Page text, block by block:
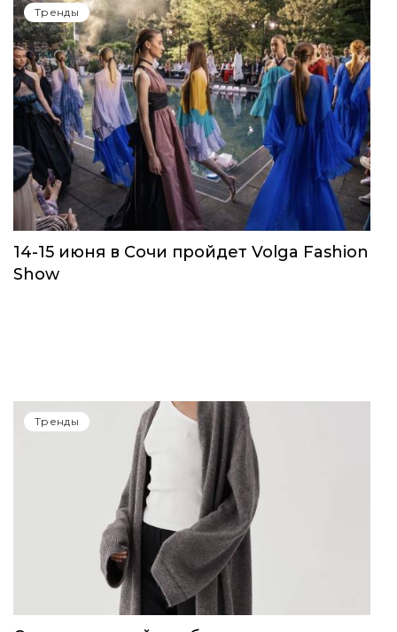
Тренды
14-15 июня в Сочи пройдет Volga Fashion
Show
Тренды